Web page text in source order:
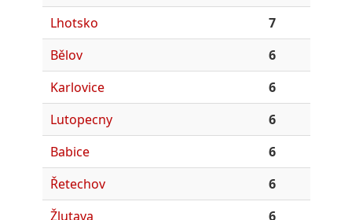
Lhotsko
7
Bělov
6
Karlovice
6
Lutopecny
6
Babice
6
Řetechov
6
Žlutava
6